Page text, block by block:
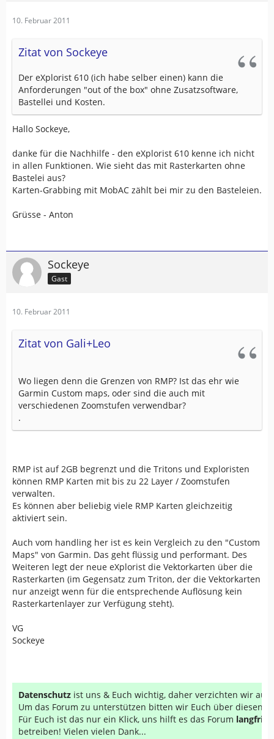
10. Februar 2011
Zitat von Sockeye
Der eXplorist 610 (ich habe selber einen) kann die
Anforderungen "out of the box" ohne Zusatzsoftware,
Bastellei und Kosten.
Hallo Sockeye,
danke für die Nachhilfe - den eXplorist 610 kenne ich nicht
in allen Funktionen. Wie sieht das mit Rasterkarten ohne
Bastelei aus?
Karten-Grabbing mit MobAC zählt bei mir zu den Basteleien.
Grüsse - Anton
Sockeye
Gast
10. Februar 2011
Zitat von Gali+Leo
Wo liegen denn die Grenzen von RMP? Ist das ehr wie
Garmin Custom maps, oder sind die auch mit
verschiedenen Zoomstufen verwendbar?
.
RMP ist auf 2GB begrenzt und die Tritons und Exploristen
können RMP Karten mit bis zu 22 Layer / Zoomstufen
verwalten.
Es können aber beliebig viele RMP Karten gleichzeitig
aktiviert sein.
Auch vom handling her ist es kein Vergleich zu den "Custom
Maps" von Garmin. Das geht flüssig und performant. Des
Weiteren legt der neue eXplorist die Vektorkarten über die
Rasterkarten (im Gegensatz zum Triton, der die Vektorkarten
nur anzeigt wenn für die entsprechende Auflösung kein
Rasterkartenlayer zur Verfügung steht).
VG
Sockeye
Datenschutz ist uns & Euch wichtig, daher verzichten wir auf
Um das Forum zu unterstützen bitten wir Euch über diesen
Für Euch ist das nur ein Klick, uns hilft es das Forum
betreiben! Vielen vielen Dank...